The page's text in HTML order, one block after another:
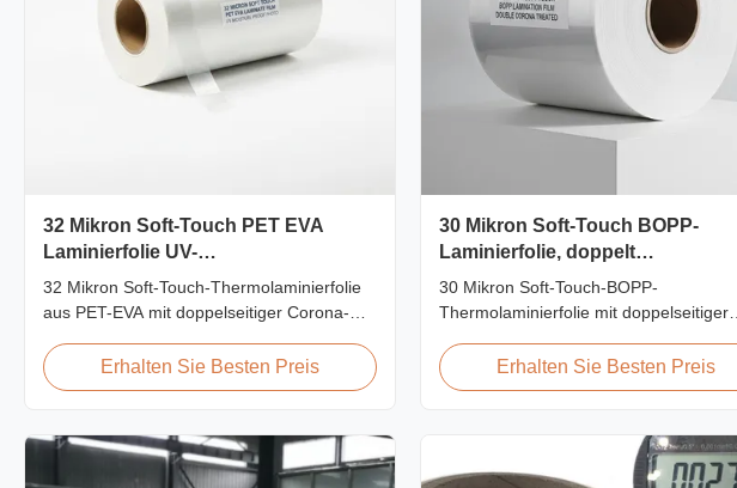
32 Mikron Soft-Touch PET EVA
Laminierfolie UV-
feuchtigkeitsbeständig Foto
32 Mikron Soft-Touch-Thermolaminierfolie
aus PET-EVA mit doppelseitiger Corona-
feuchtigkeitsbeständiger Barriere, samtiger
Haptik, konzipiert für Premium-Fotoalben,
die einen Rundumschutz erfordern.
Erhalten Sie Besten Preis
30 Mikron Soft-Touch BOPP-
Laminierfolie, doppelt
koronabehandelt
30 Mikron Soft-Touch-BOPP-
Thermolaminierfolie mit doppelseitiger
haptischer Oberfläche, ideal für
hochwertige Fotoalben,
Kundenspezifische Breite und Länge
Erhalten Sie Besten Preis